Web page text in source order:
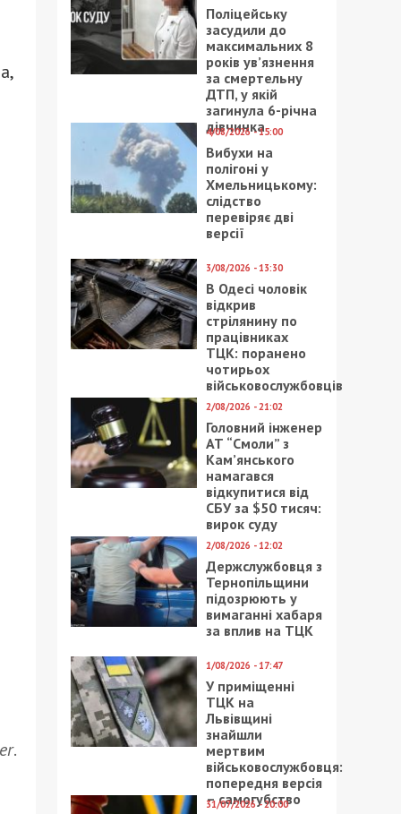
.
Поліцейську
засудили до
максимальних 8
років ув’язнення
за смертельну
ДТП, у якій
загинула 6-річна
дівчинка
4/08/2026 - 15:00
Вибухи на
полігоні у
Хмельницькому:
слідство
перевіряє дві
версії
3/08/2026 - 13:30
В Одесі чоловік
відкрив
стрілянину по
працівниках
ТЦК: поранено
чотирьох
військовослужбовців
2/08/2026 - 21:02
Головний інженер
АТ “Смоли” з
Кам’янського
намагався
відкупитися від
СБУ за $50 тисяч:
вирок суду
2/08/2026 - 12:02
Держслужбовця з
Тернопільщини
підозрюють у
вимаганні хабаря
за вплив на ТЦК
1/08/2026 - 17:47
У приміщенні
ТЦК на
Львівщині
знайшли
мертвим
військовослужбовця:
попередня версія
– самогубство
31/07/2026 - 20:00